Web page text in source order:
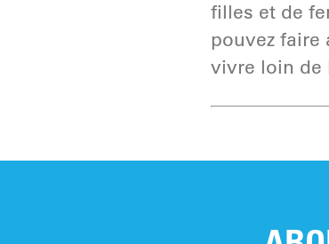
filles et de
pouvez faire
vivre loin de